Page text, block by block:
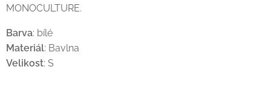
MONOCULTURE.
Barva: bílé
Materiál: Bavlna
Velikost: S